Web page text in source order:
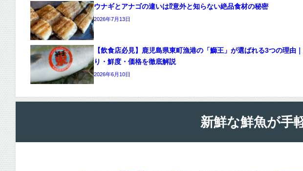
ウナギとアナゴの違いは⁉意外と知らない絶品食材の秘密
2026年7月13日
【飲食店必見】鹿児島県東町漁港の「鰤王」が選ばれる3つの理由
り・鮮度・価格を徹底解説
2026年6月10日
新鮮な鮮魚が手